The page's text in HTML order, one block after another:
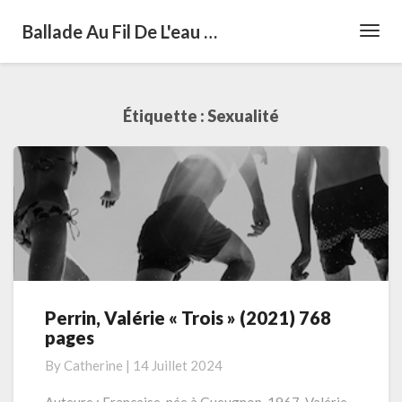
Ballade Au Fil De L'eau …
Étiquette :Sexualité
Perrin,
Valérie
(2021)
768
Perrin, Valérie « Trois » (2021) 768
pages
By Catherine | 14 Juillet 2024